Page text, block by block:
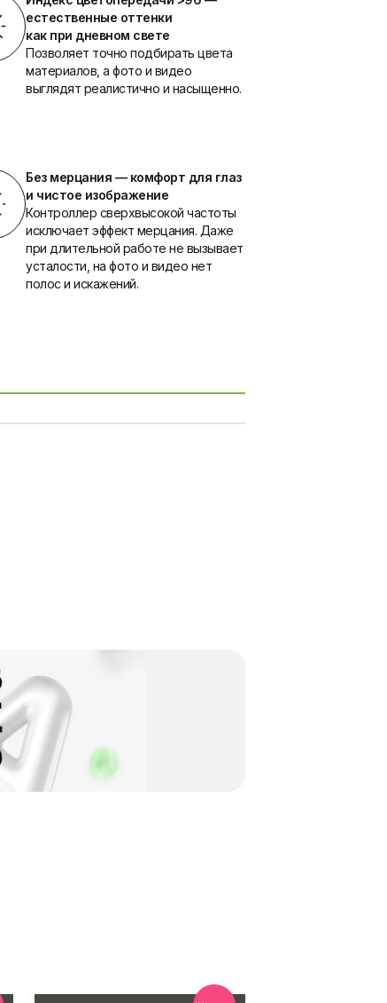
естественные оттенки
как при дневном свете
Позволяет точно подбирать цвета
материалов, а фото и видео
выглядят реалистично и насыщенно.
Без мерцания — комфорт для глаз
и чистое изображение
Контроллер сверхвысокой частоты
исключает эффект мерцания. Даже
при длительной работе не вызывает
усталости, на фото и видео нет
полос и искажений.